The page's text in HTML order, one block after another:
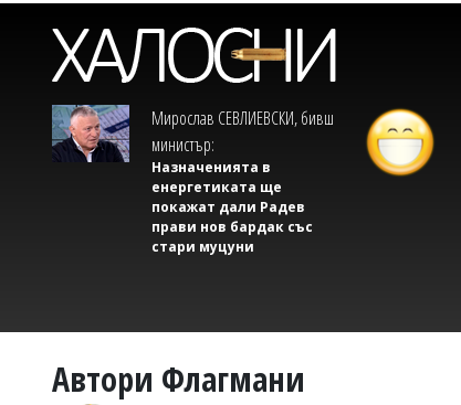
Мирослав СЕВЛИЕВСКИ, бивш
министър:
Назначенията в
енергетиката ще
покажат дали Радев
прави нов бардак със
стари муцуни
Автори Флагмани